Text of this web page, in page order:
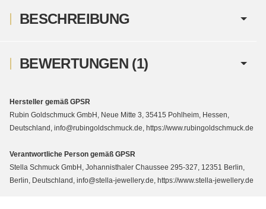
BESCHREIBUNG
BEWERTUNGEN (1)
Hersteller gemäß GPSR
Rubin Goldschmuck GmbH, Neue Mitte 3, 35415 Pohlheim, Hessen,
Deutschland, info@rubingoldschmuck.de, https://www.rubingoldschmuck.de
Verantwortliche Person gemäß GPSR
Stella Schmuck GmbH, Johannisthaler Chaussee 295-327, 12351 Berlin,
Berlin, Deutschland, info@stella-jewellery.de, https://www.stella-jewellery.de